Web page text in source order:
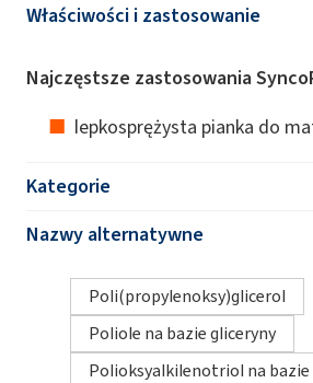
Właściwości i zastosowanie
Najczęstsze zastosowania
lepkosprężysta pianka do
Kategorie
Nazwy alternatywne
Poli(propylenoksy)glicerol
Poliole na bazie gliceryny
Polioksyalkilenotriol na bazie